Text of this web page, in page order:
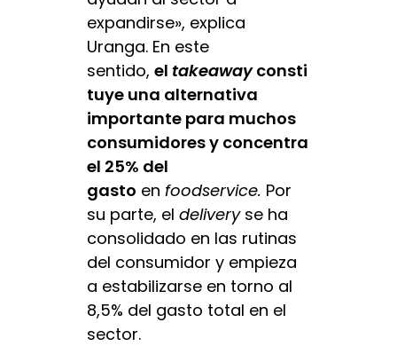
expandirse», explica
Uranga. En este
sentido, el takeawayconsti
tuye una alternativa
importante para muchos
consumidores y concentra
el 25% del
gasto en foodservice. Por
su parte, el deliveryse ha
consolidado en las rutinas
del consumidor y empieza
a estabilizarse en torno al
8,5% del gasto total en el
sector.